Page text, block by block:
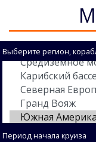
Выберите регион,
Период начала круиза